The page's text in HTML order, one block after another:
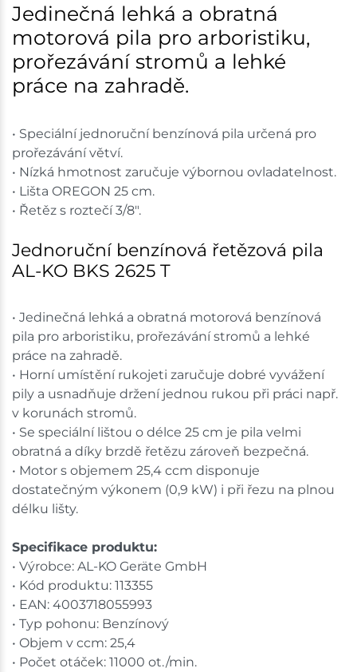
Jedinečná lehká a obratná
motorová pila pro arboristiku,
prořezávání stromů a lehké
práce na zahradě.
• Speciální jednoruční benzínová pila určená pro
prořezávání větví.
• Nízká hmotnost zaručuje výbornou ovladatelnost.
• Lišta OREGON 25 cm.
• Řetěz s roztečí 3/8".
Jednoruční benzínová řetězová pila
AL-KO BKS 2625 T
• Jedinečná lehká a obratná motorová benzínová
pila pro arboristiku, prořezávání stromů a lehké
práce na zahradě.
• Horní umístění rukojeti zaručuje dobré vyvážení
pily a usnadňuje držení jednou rukou při práci např.
v korunách stromů.
• Se speciální lištou o délce 25 cm je pila velmi
obratná a díky brzdě řetězu zároveň bezpečná.
• Motor s objemem 25,4 ccm disponuje
dostatečným výkonem (0,9 kW) i při řezu na plnou
délku lišty.
Specifikace produktu:
• Výrobce: AL-KO Geräte GmbH
• Kód produktu: 113355
• EAN: 4003718055993
• Typ pohonu: Benzínový
• Objem v ccm: 25,4
• Počet otáček: 11000 ot./min.